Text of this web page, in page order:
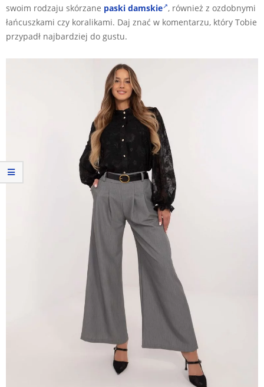
swoim rodzaju skórzane paski damskie , również z ozdobnymi
łańcuszkami czy koralikami. Daj znać w komentarzu, który Tobie
przypadł najbardziej do gustu.